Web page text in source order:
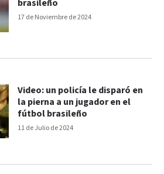
17 de Noviembre de 2024
brasileño
11 de Julio de 2024
Video: un policía le disparó en
la pierna a un jugador en el
fútbol brasileño